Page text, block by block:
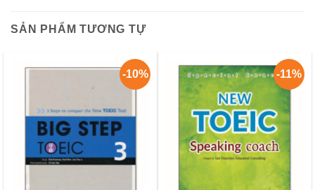
SẢN PHẨM TƯƠNG TỰ
-10% -11%